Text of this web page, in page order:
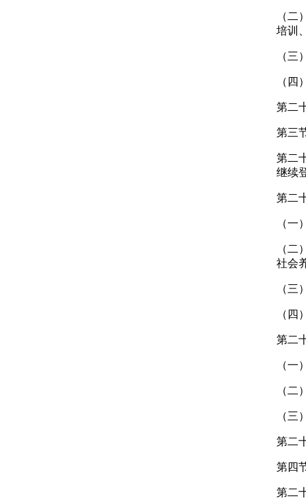
（
培训
（三
（四
第二
第三
第二
继续
第二
（一
（二
社会
（三
（
第二
（一
（二
（三
第二
第四
第二